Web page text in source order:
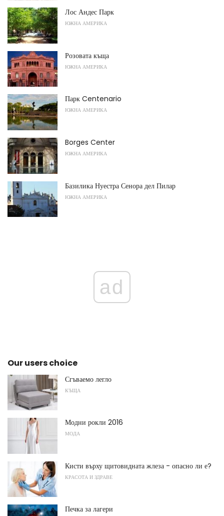
Лос Андес Парк
ЮЖНА АМЕРИКА
Розовата къща
ЮЖНА АМЕРИКА
Парк Centenario
ЮЖНА АМЕРИКА
Borges Center
ЮЖНА АМЕРИКА
Базилика Нуестра Сенора дел Пилар
ЮЖНА АМЕРИКА
ad
Our users choice
Сгъваемо легло
КЪЩА
Модни рокли 2016
МОДА
Кисти върху щитовидната жлеза - опасно ли е?
КРАСОТА И ЗДРАВЕ
Печка за лагери